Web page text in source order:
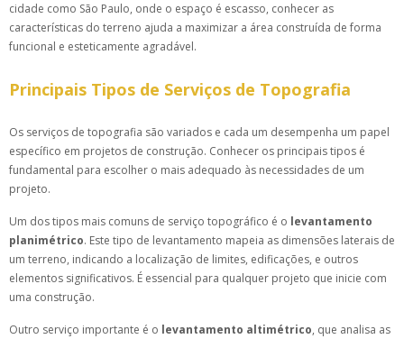
cidade como São Paulo, onde o espaço é escasso, conhecer as
características do terreno ajuda a maximizar a área construída de forma
funcional e esteticamente agradável.
Principais Tipos de Serviços de Topografia
Os serviços de topografia são variados e cada um desempenha um papel
específico em projetos de construção. Conhecer os principais tipos é
fundamental para escolher o mais adequado às necessidades de um
projeto.
Um dos tipos mais comuns de serviço topográfico é o levantamento
planimétrico. Este tipo de levantamento mapeia as dimensões laterais de
um terreno, indicando a localização de limites, edificações, e outros
elementos significativos. É essencial para qualquer projeto que inicie com
uma construção.
Outro serviço importante é o levantamento altimétrico, que analisa as